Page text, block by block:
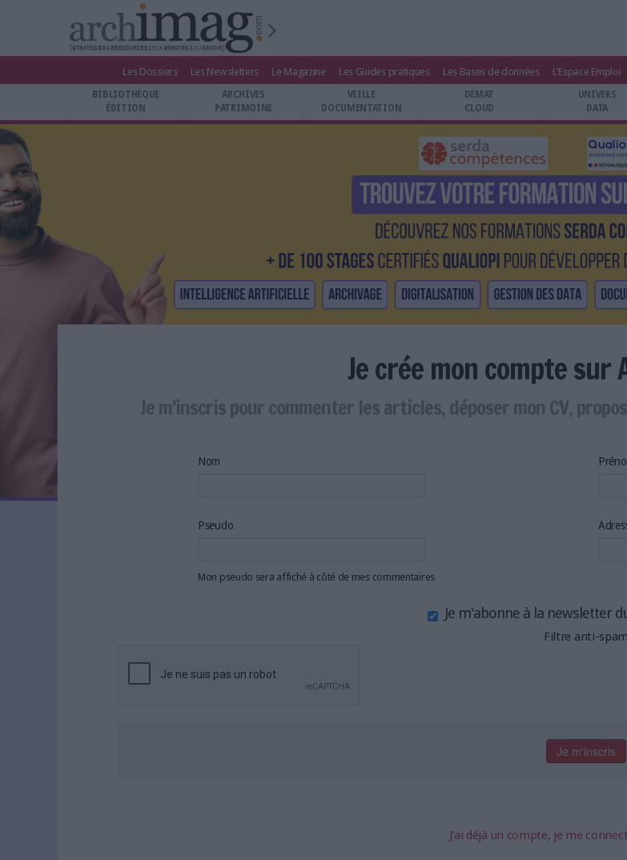
BIBLIOTHÈQUE ÉDITION
ARCHIVES PATRIMOINE
VEILLE DOCUMENTATION
UNIVERS DATA
TRAVAIL COLLABORATIF
VIE NUMÉRIQUE
NUMÉRIQUE RESPONSABLE
L'ANNUAIRE DES ACTEURS
Les Dossiers Les Newsletters Le Magazine Les Guides pratiques Les Bases de données L'Espace Emploi
BIBLIOTHÈQUE
ÉDITION
ARCHIVES
PATRIMOINE
VEILLE
DOCUMENTATION
DÉMAT
CLOUD
UNIVERS
DATA
Je crée mon compte sur
Je m'inscris pour commenter les articles, déposer mon CV,
Nom
Pseudo
Mon pseudo sera affiché à côté de mes commentaires
Je m'abonne à la newsletter
Filtre anti-spam
J'ai déjà un compte, je me